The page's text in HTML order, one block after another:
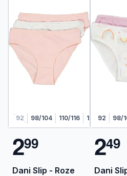
92 98/104 110/116 122/128
299
Dani Slip - Roze
92 98/
249
Dani